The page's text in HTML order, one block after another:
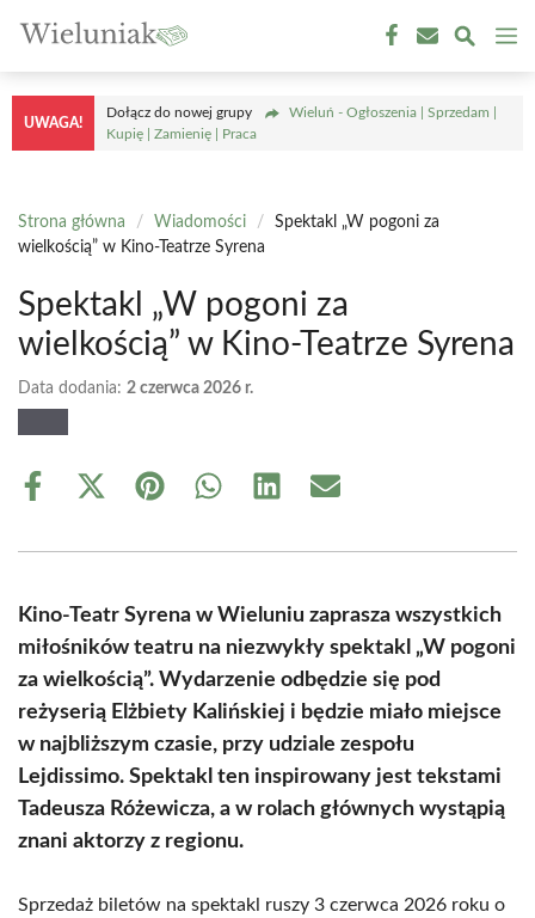
treści
UWAGA!
Dołącz do nowej grupy
Wieluń - Ogłoszenia | Sprzedam |
Kupię | Zamienię | Praca
Strona główna / Wiadomości /
Spektakl „W pogoni za
wielkością” w Kino-Teatrze Syrena
Spektakl „W pogoni za
wielkością” w Kino-Teatrze Syrena
Data dodania: 2 czerwca 2026 r.
Share
Share
(Twitter)
Share Share Share Share
Kino-Teatr Syrena w Wieluniu zaprasza wszystkich
miłośników teatru na niezwykły spektakl „W pogoni
za wielkością”. Wydarzenie odbędzie się pod
reżyserią Elżbiety Kalińskiej i będzie miało miejsce
w najbliższym czasie, przy udziale zespołu
Lejdissimo. Spektakl ten inspirowany jest tekstami
Tadeusza Różewicza, a w rolach głównych wystąpią
znani aktorzy z regionu.
Sprzedaż biletów na spektakl ruszy 3 czerwca 2026 roku o